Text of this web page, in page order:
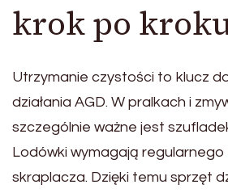
krok po
Utrzymanie czystości to klucz
działania AGD. W pralkach i
szczególnie ważne jest
Lodówki wymagają regularnego
skraplacza. Dzięki temu sprzęt